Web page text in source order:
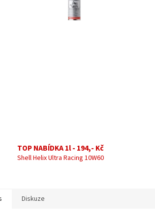
TOP NABÍDKA 1l - 194,- Kč
Shell Helix Ultra Racing 10W60
Diskuze